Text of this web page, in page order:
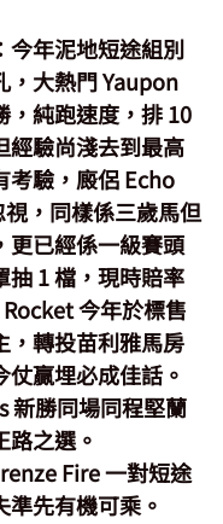
今年泥地短途組別
，大熱門 Yaupon
，純跑速度，排 10
經驗尚淺去到最高
考驗，廄侶 Echo
，同樣係三歲馬但
更已經係一級賽頭
抽 1 檔，現時賠率
今年於標售
，轉投苗利雅馬房
贏埋必成佳話。
新勝同場同程堅蘭
路之選。
Fire 一對短途
先有機可乘。